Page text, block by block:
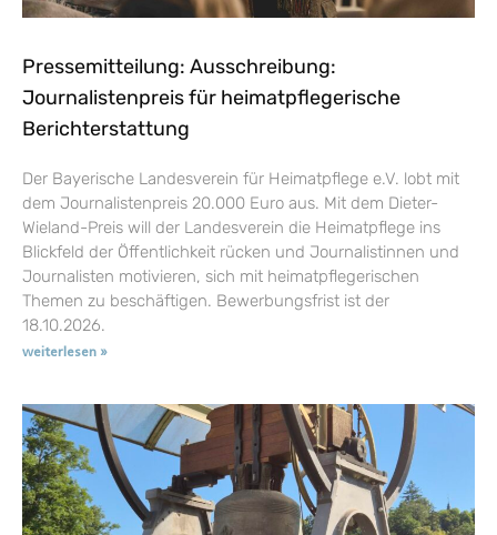
Pressemitteilung: Ausschreibung:
Journalistenpreis für heimatpflegerische
Berichterstattung
Der Bayerische Landesverein für Heimatpflege e.V. lobt mit
dem Journalistenpreis 20.000 Euro aus. Mit dem Dieter-
Wieland-Preis will der Landesverein die Heimatpflege ins
Blickfeld der Öffentlichkeit rücken und Journalistinnen und
Journalisten motivieren, sich mit heimatpflegerischen
Themen zu beschäftigen. Bewerbungsfrist ist der
18.10.2026.
weiterlesen »